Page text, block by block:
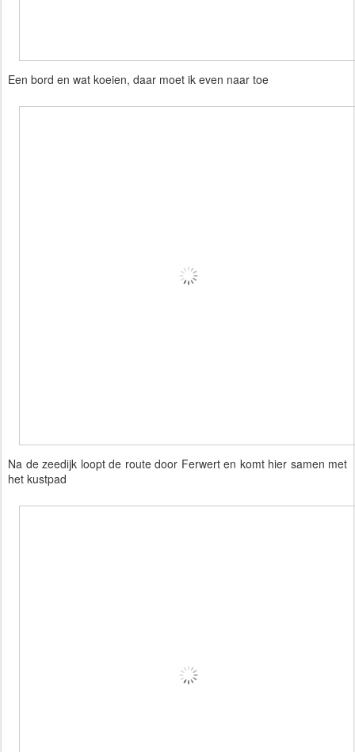
Een bord en wat koeien, daar moet ik even naar toe
Na de zeedijk loopt de route door Ferwert en komt hier samen met
het kustpad